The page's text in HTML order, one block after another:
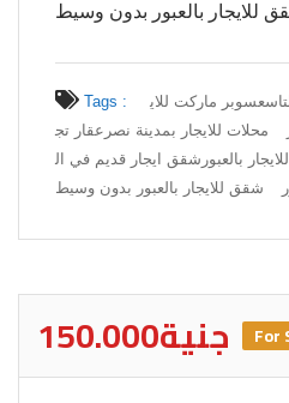
للايجار بالعبور بدون وسيط
Tags :
سوبر ماركت للاي
محلات للايجار بمدينة نصر عقار تج
بالعبور شقق ايجار قديم في ال
شقق للايجار بالعبور بدون وسيط
150.000جنية For